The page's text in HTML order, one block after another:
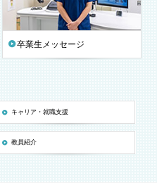
卒業生メッセージ
キャリア・就職支援
教員紹介